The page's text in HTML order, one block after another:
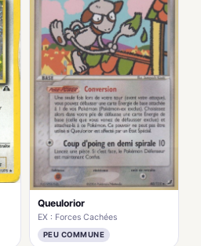
Queulorior
EX : Forces Cachées
PEU COMMUNE